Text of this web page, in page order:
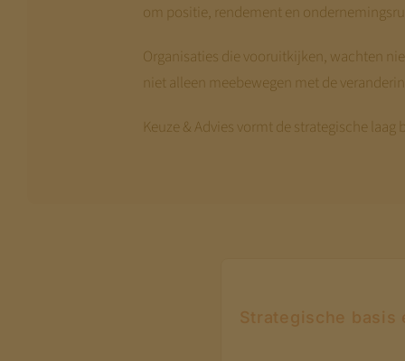
om positie, rendement en
Organisaties die vooruitkijken, wachten
niet alleen meebewegen met de
Keuze & Advies vormt de strategische
Strategische basis